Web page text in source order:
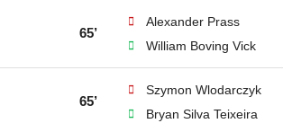
65’
Alexander Prass
William Boving Vick
65’
Szymon Wlodarczyk
Bryan Silva Teixeira